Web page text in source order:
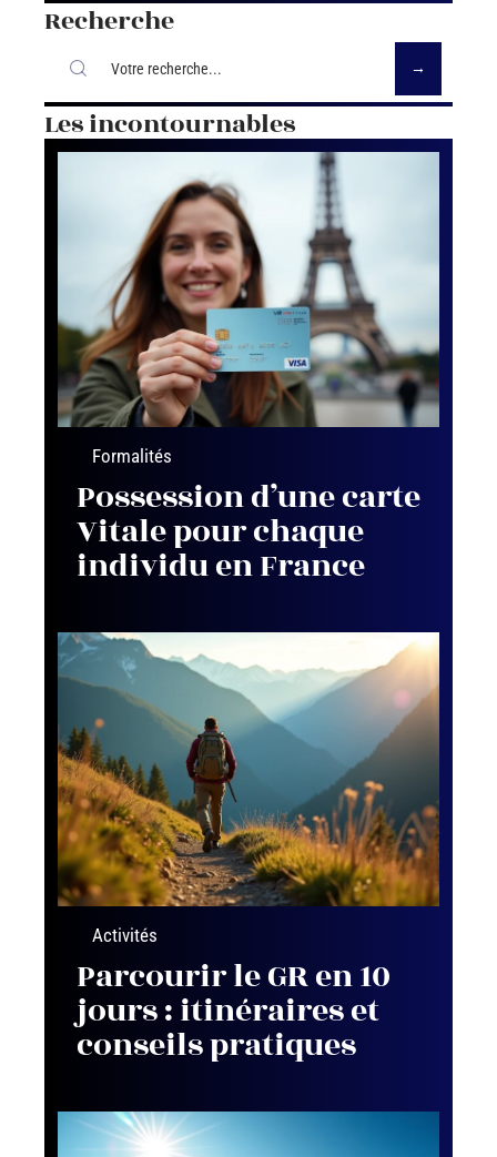
Recherche
Les incontournables
Formalités
Possession d’une carte
Vitale pour chaque
individu en France
Activités
Parcourir le GR en 10
jours : itinéraires et
conseils pratiques